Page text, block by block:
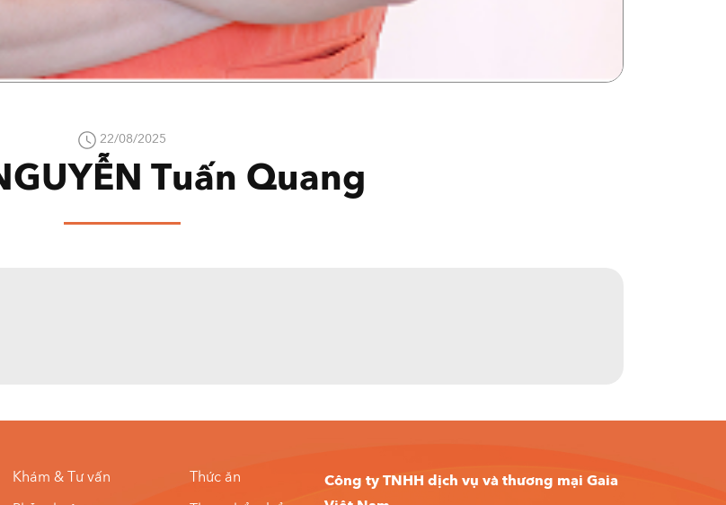
22/08/2025
Tuấn Quang
Khám & Tư vấn
Thức ăn
Công ty TNHH dịch vụ và thương mại Gaia